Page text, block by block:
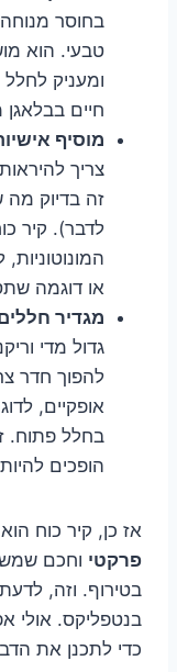
בחוסר
טבעי. הוא
ומעניק
חיים
מוסיף
צריך
זה בדיוק מה
לדבר). קיר
או דוגמה
מגדיר
גדול מדי
להפוך חדר
אופקיים,
בחלל פתוח.
הופכים
אז כן, קיר כוח
פרקטי וחכם
בטירוף. וזה,
בנטפליקס. אולי
כדי לתכנן את